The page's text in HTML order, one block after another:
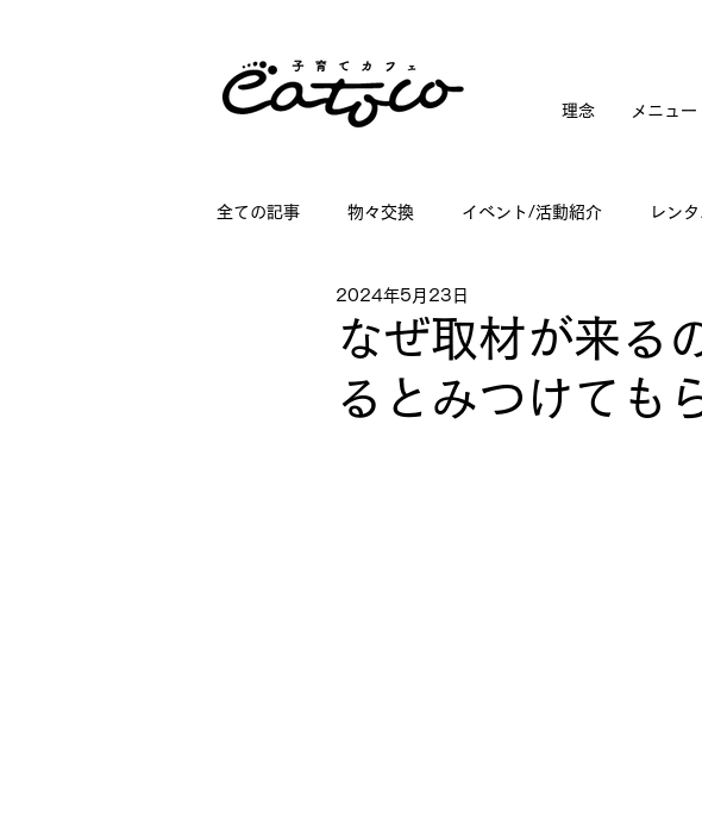
理念 メニュー
全ての記事 物々交換 イベント/活動紹介 レン
講座情報
店舗ディスプレイのお仕事 日々雑感
なぜ取材が来る
るとみつけても
2024年5月23日